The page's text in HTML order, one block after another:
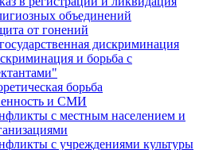
объединений
от гонений
дискриминация
и борьба с
борьба
и СМИ
с местным населением и
с учреждениями культуры